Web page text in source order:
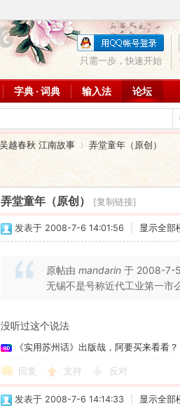
只需一步，快速开始
字典 · 词典 输入法 论坛
吴越春秋 江南故事
›
弄堂童年（原创）
弄堂童年（原创） [复制链接]
发表于 2008-7-6 14:01:56 显示全部
原帖由 mandarin 于 2008-7-
无锡不是号称近代工业第一市
没听过这个说法
《实用苏州话》出版哉，阿要买来看看？
回复 支持 反对
发表于 2008-7-6 14:14:33 显示全部